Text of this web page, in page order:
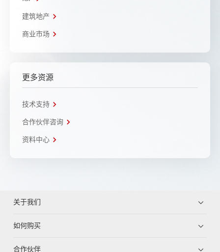
建筑地产
商业市场
更多资源
技术支持
合作伙伴咨询
资料中心
关于我们
如何购买
合作伙伴